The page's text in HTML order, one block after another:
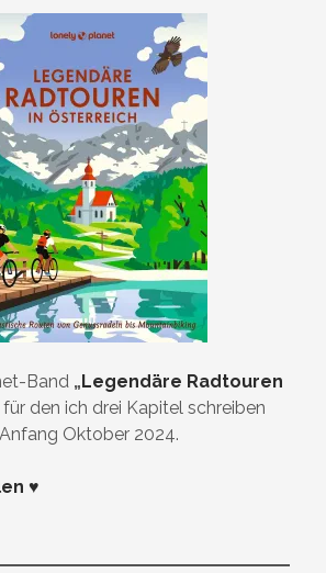
Band „Legendäre Radtouren
für den ich drei Kapitel schreiben
Oktober 2024.
♥